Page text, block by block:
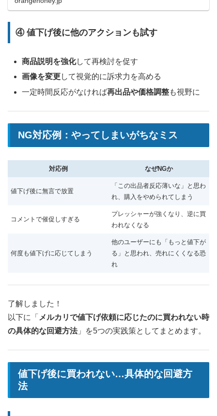
④ 値下げ後に他のアクションも試す
商品説明を強化して再検討を促す
画像を変更して視覚的に訴求力を高める
一定時間反応がなければ再出品や価格調整も視野に
NG対応例：やってしまいがちなミス
対応例 なぜNGか
値下げ後に無言で放置
「この出品者反応薄いな」と思わ
れ、購入をやめられてしまう
コメントで催促しすぎる
プレッシャーが強くなり、逆に買
われなくなる
何度も値下げに応じてしまう
他のユーザーにも「もっと値下が
る」と思われ、売れにくくなる恐
れ
了解しました！
以下に「 メルカリで値下げ依頼に応じたのに買われない時
の具体的な回避方法」を5つの実践策としてまとめます。
値下げ後に買われない…具体的な回避方
法